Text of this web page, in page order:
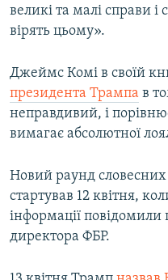
великі та малі справи
вірять цьому».
Джеймс Комі в своїй
президента Трампа в
неправдивий, і
вимагає абсолютної
Новий раунд
стартував 12 квітня,
інформації
директора ФБР.